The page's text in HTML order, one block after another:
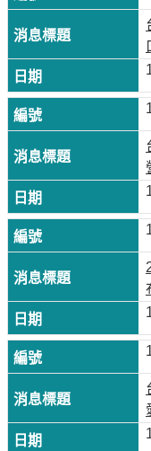
治
理
信
譽
中
油
品
精
神
淨
零
中
油
綠
色
護
友